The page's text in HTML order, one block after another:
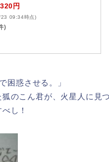
円
09:34時点)
)
困惑させる。」
狐のこん君が、火星人に見
し！